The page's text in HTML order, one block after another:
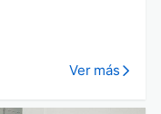
Ver más